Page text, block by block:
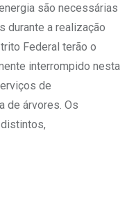
são necessárias
durante a realização
Federal terão o
interrompido nesta
de
de árvores. Os